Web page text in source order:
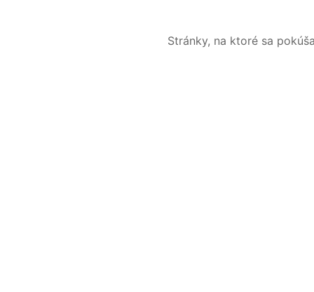
Stránky, na ktoré sa